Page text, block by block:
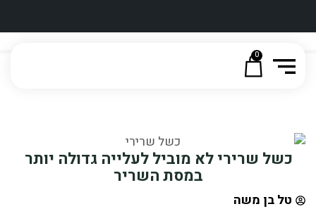
0
כשל שרירי לא מוביל לעלייה גדולה יותר
במסת השריר
טל בן משה